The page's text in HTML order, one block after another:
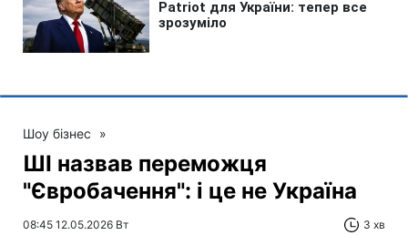
Шоу бізнес »
ШІ назвав переможця
"Євробачення": і це не Україна
08:45 12.05.2026 Вт 3 хв